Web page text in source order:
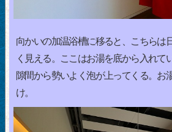
向かいの加温浴槽に移ると、こちらは
く見える。ここはお湯を底から入れて
隙間から勢いよく泡が上ってくる。お
け。